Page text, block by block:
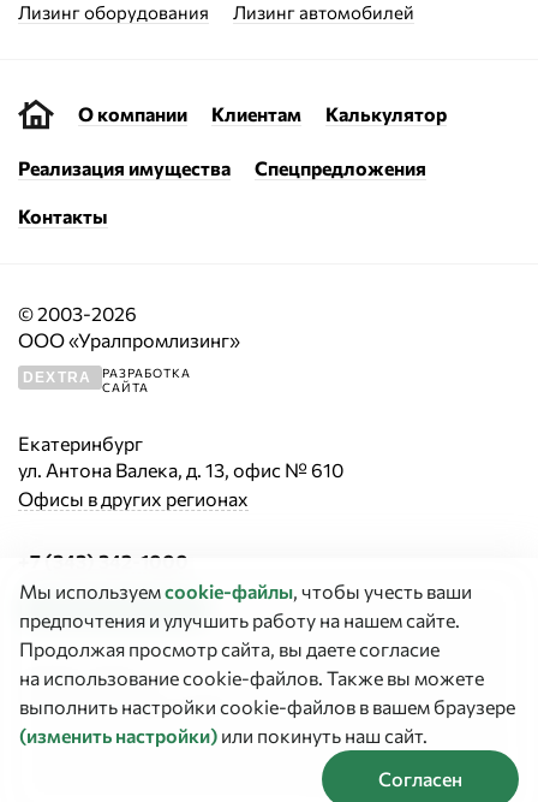
Лизинг оборудования Лизинг автомобилей
О компании Клиентам Калькулятор
Реализация имущества Спецпредложения
Контакты
© 2003-2026
ООО «Уралпромлизинг»
DEXTRA
РАЗРАБОТКА
САЙТА
Екатеринбург
ул. Антона Валека, д. 13, офис № 610
Офисы в других регионах
+7 (343) 342-1000
Заказать звонок
График работы:
Пн–Чт с 9:00 до 18:00
Мы используемcookie‑файлы, чтобы учесть ваши
предпочтения и улучшить работу на нашем сайте.
Продолжая просмотр сайта, вы даете согласие
на использование cookie-файлов. Также вы можете
выполнить настройки cookie-файлов в вашем браузере
(изменить настройки) или покинуть наш сайт.
Согласен